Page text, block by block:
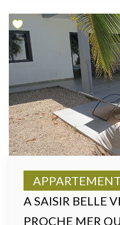
A SAISIR BELLE
PROCHE MER